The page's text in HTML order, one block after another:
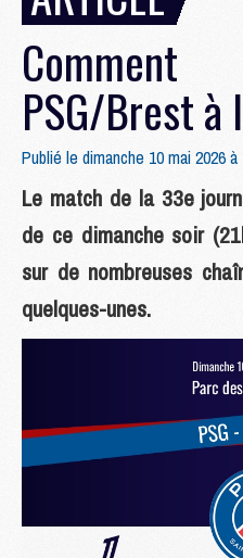
PSG/Brest à
Publié le dimanche 10 mai 2026 à
Le match de la 33e
de ce dimanche soir
sur de nombreuses
quelques-unes.